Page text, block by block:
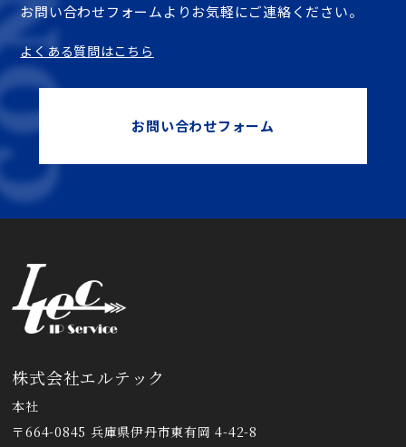
お問い合わせフォームよりお気軽にご連絡ください。
よくある質問はこちら
お問い合わせフォーム
株式会社エルテック
本社
〒664-0845 兵庫県伊丹市東有岡 4-42-8